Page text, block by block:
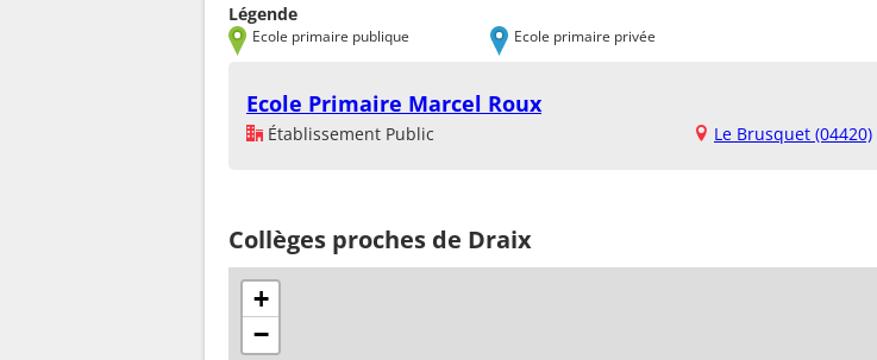
Légende
Ecole primaire publique Ecole primaire privée
Ecole Primaire Marcel Roux
Établissement Public Le Brusquet (04420)
Collèges proches de Draix
+
−